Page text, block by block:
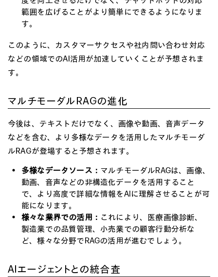
範囲を広げることがより簡単にできるようになりま
す。
このように、カスタマーサクセスや社内問い合わせ対応
などの領域でのAI活用が加速していくことが予想されま
す。
マルチモーダルRAGの進化
今後は、テキストだけでなく、画像や動画、音声データ
などを含む、より多様なデータを活用したマルチモーダ
ルRAGが登場すると予想されます。
多様なデータソース： マルチモーダルRAGは、画像、
動画、音声などの非構造化データを活用すること
で、より高度で詳細な情報をAIに理解させることが可
能になります。
様々な業界での活用： これにより、医療画像診断、
製造業での品質管理、小売業での顧客行動分析な
ど、様々な分野でRAGの活用が進むでしょう。
AIエージェントとの統合査